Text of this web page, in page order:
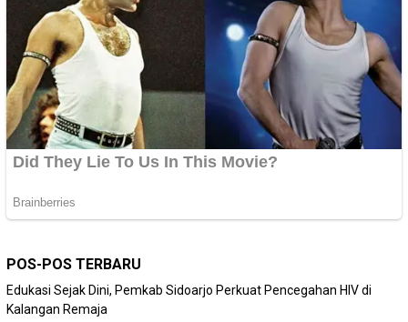
POS-POS TERBARU
Edukasi Sejak Dini, Pemkab Sidoarjo Perkuat Pencegahan HIV di
Kalangan Remaja